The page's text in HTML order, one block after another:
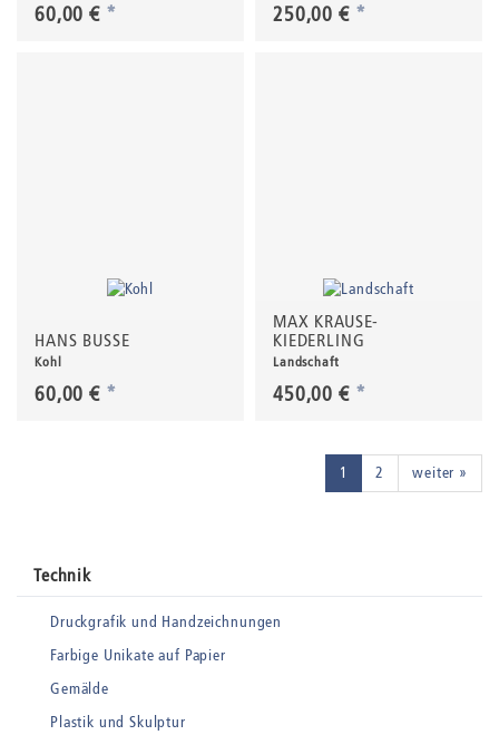
60,00 € * 250,00 € *
HANS BUSSE
Kohl
60,00 € *
MAX KRAUSE-
KIEDERLING
Landschaft
450,00 € *
1 2 weiter »
Technik
Druckgrafik und Handzeichnungen
Farbige Unikate auf Papier
Gemälde
Plastik und Skulptur